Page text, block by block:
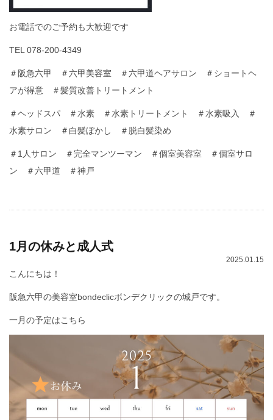
お電話でのご予約も大歓迎です
TEL 078-200-4349
＃阪急六甲 ＃六甲美容室 ＃六甲道ヘアサロン ＃ショートヘ
アが得意 ＃髪質改善トリートメント
＃ヘッドスパ ＃水素 ＃水素トリートメント ＃水素吸入 ＃
水素サロン ＃白髪ぼかし ＃脱白髪染め
＃1人サロン ＃完全マンツーマン ＃個室美容室 ＃個室サロ
ン ＃六甲道 ＃神戸
1月の休みと成人式
2025.01.15
こんにちは！
阪急六甲の美容室bondeclicボンデクリックの城戸です。
一月の予定はこちら